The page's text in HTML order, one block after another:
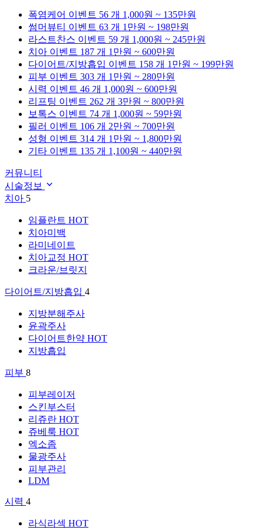
폭염케어 이벤트 56 개 1,000원 ~ 135만원
썸머뷰티 이벤트 63 개 1만원 ~ 198만원
라스트찬스 이벤트 59 개 1,000원 ~ 245만원
치아 이벤트 187 개 1만원 ~ 600만원
다이어트/지방흡입 이벤트 158 개 1만원 ~ 199만원
피부 이벤트 303 개 1만원 ~ 280만원
시력 이벤트 46 개 1,000원 ~ 600만원
리프팅 이벤트 262 개 3만원 ~ 800만원
보톡스 이벤트 74 개 1,000원 ~ 59만원
필러 이벤트 106 개 2만원 ~ 700만원
성형 이벤트 314 개 1만원 ~ 1,800만원
기타 이벤트 135 개 1,100원 ~ 440만원
커뮤니티
시술정보
치아 5
임플란트 HOT
치아미백
라미네이트
치아교정 HOT
크라운/브릿지
다이어트/지방흡입 4
지방분해주사
윤곽주사
다이어트한약 HOT
지방흡입
피부 8
피부레이저
스킨부스터
리쥬란 HOT
쥬베룩 HOT
엑소좀
물광주사
피부관리
LDM
시력 4
라식라섹 HOT